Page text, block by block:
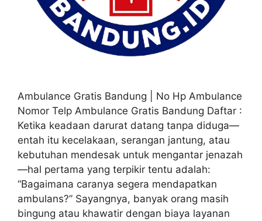
Ambulance Gratis Bandung | No Hp Ambulance
Nomor Telp Ambulance Gratis Bandung Daftar :
Ketika keadaan darurat datang tanpa diduga—
entah itu kecelakaan, serangan jantung, atau
kebutuhan mendesak untuk mengantar jenazah
—hal pertama yang terpikir tentu adalah:
“Bagaimana caranya segera mendapatkan
ambulans?” Sayangnya, banyak orang masih
bingung atau khawatir dengan biaya layanan